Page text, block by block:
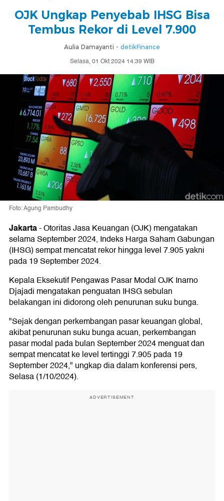
OJK Ungkap Penyebab IHSG Bisa
Tembus Rekor di Level 7.900
Aulia Damayanti - detikFinance
Selasa, 01 Okt 2024 14:39 WIB
Foto: Agung Pambudhy
Jakarta-Otoritas Jasa Keuangan (OJK) mengatakan
selama September 2024, Indeks Harga Saham Gabungan
(IHSG) sempat mencatat rekor hingga level 7.905 yakni
pada 19 September 2024.
Kepala Eksekutif Pengawas Pasar Modal OJK Inarno
Djajadi mengatakan penguatan IHSG sebulan
belakangan ini didorong oleh penurunan suku bunga.
"Sejak dengan perkembangan pasar keuangan global,
akibat penurunan suku bunga acuan, perkembangan
pasar modal pada bulan September 2024 menguat dan
sempat mencatat ke level tertinggi 7.905 pada 19
September 2024," ungkap dia dalam konferensi pers,
Selasa (1/10/2024).
ADVERTISEMENT